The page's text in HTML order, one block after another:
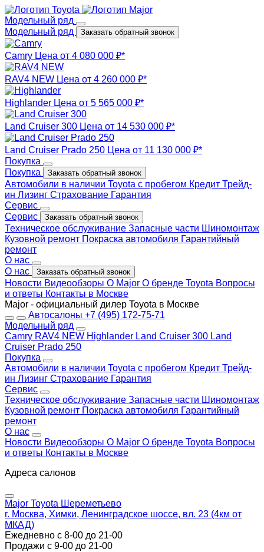
Модельный ряд
Модельный ряд
Заказать обратный звонок
Camry Цена от 4 080 000 ₽*
RAV4 NEW Цена от 4 260 000 ₽*
Highlander Цена от 5 565 000 ₽*
Land Cruiser 300 Цена от 14 530 000 ₽*
Land Cruiser Prado 250 Цена от 11 130 000 ₽*
Покупка
Покупка
Заказать обратный звонок
Автомобили в наличии Toyota с пробегом Кредит Трейд-
ин Лизинг Страхование Гарантия
Сервис
Сервис
Заказать обратный звонок
Техническое обслуживание Запасные части Шиномонтаж
Кузовной ремонт Покраска автомобиля Гарантийный
ремонт
О нас
О нас
Заказать обратный звонок
Новости Видеообзоры О Major О бренде Toyota Вопросы
и ответы Контакты в Москве
Major - официальный дилер Toyota в Москве
Автосалоны +7 (495) 172-75-71
Модельный ряд
Camry RAV4 NEW Highlander Land Cruiser 300 Land
Cruiser Prado 250
Покупка
Автомобили в наличии Toyota с пробегом Кредит Трейд-
ин Лизинг Страхование Гарантия
Сервис
Техническое обслуживание Запасные части Шиномонтаж
Кузовной ремонт Покраска автомобиля Гарантийный
ремонт
О нас
Новости Видеообзоры О Major О бренде Toyota Вопросы
и ответы Контакты в Москве
Адреса салонов
Major Toyota Шереметьево
г. Москва, Химки, Ленинградское шоссе, вл. 23 (4км от
МКАД)
Ежедневно с 8-00 до 21-00
Продажи с 9-00 до 21-00